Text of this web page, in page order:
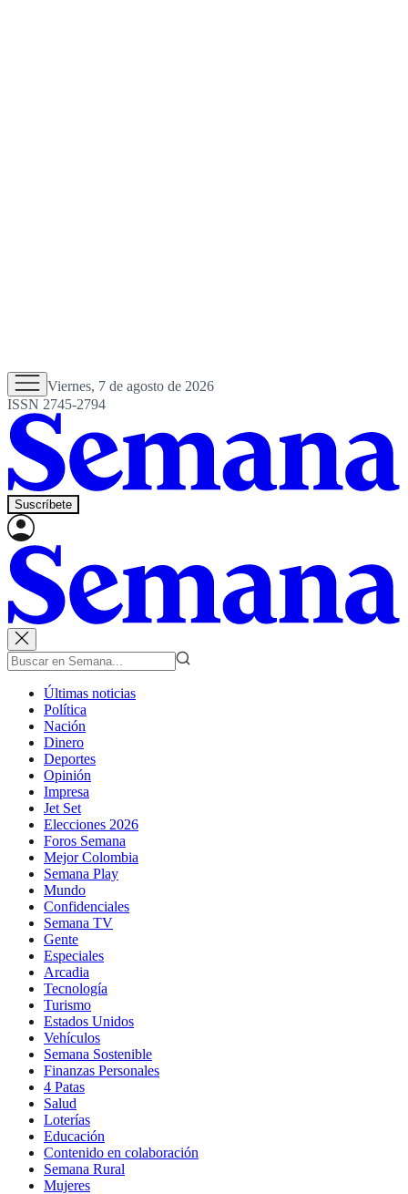
Viernes, 7 de agosto de 2026
ISSN 2745-2794
Suscríbete
Últimas noticias
Política
Nación
Dinero
Deportes
Opinión
Impresa
Jet Set
Elecciones 2026
Foros Semana
Mejor Colombia
Semana Play
Mundo
Confidenciales
Semana TV
Gente
Especiales
Arcadia
Tecnología
Turismo
Estados Unidos
Vehículos
Semana Sostenible
Finanzas Personales
4 Patas
Salud
Loterías
Educación
Contenido en colaboración
Semana Rural
Mujeres